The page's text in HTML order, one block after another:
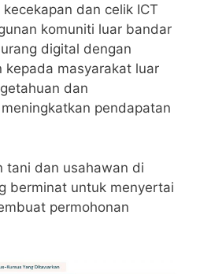
dan celik ICT
komuniti luar bandar
digital dengan
kepada masyarakat luar
dan
pendapatan
tani dan usahawan di
berminat untuk menyertai
permohonan